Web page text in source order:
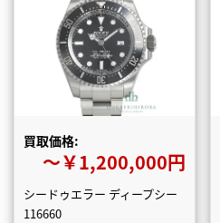
買取価格:
〜￥1,200,000円
シードゥエラー ディープシー
116660